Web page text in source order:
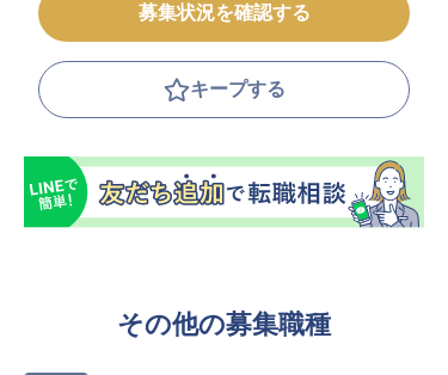
募集状況を確認する
キープする
その他の募集職種